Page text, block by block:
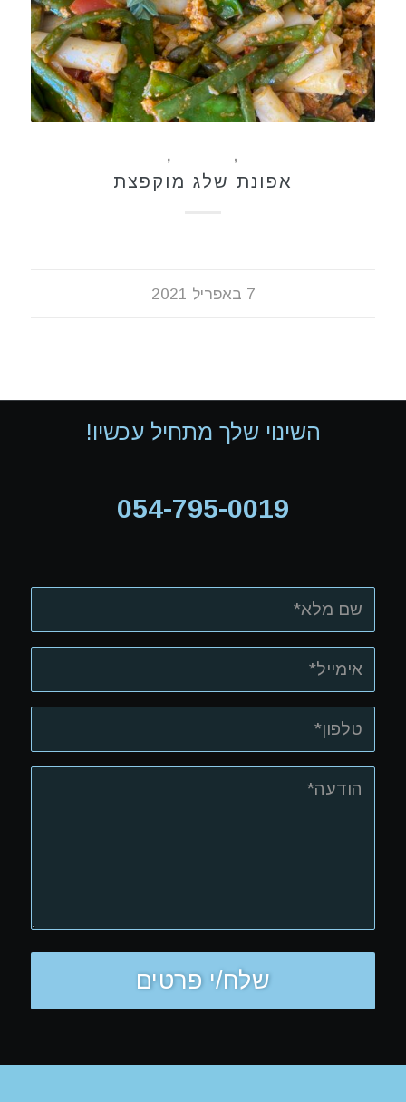
,
,
אפונת שלג מוקפצת
7 באפריל 2021
השינוי שלך מתחיל עכשיו!
054-795-0019